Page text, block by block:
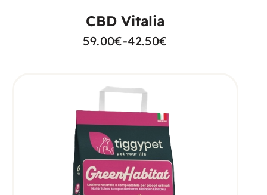
CBD Vitalia
42.50€
-
59.00€